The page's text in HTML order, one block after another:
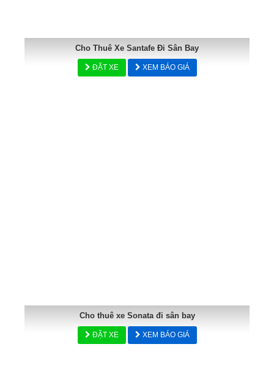
Cho Thuê Xe Santafe Đi Sân Bay
ĐẶT XE XEM BÁO GIÁ
Cho thuê xe Sonata đi sân bay
ĐẶT XE XEM BÁO GIÁ